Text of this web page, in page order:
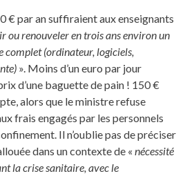
€ par an suffiraient aux enseignants
ou renouveler en trois ans environ un
(ordinateur, logiciels,
». Moins d’un euro par jour
d’une baguette de pain ! 150 €
alors que le ministre refuse
frais engagés par les personnels
Il n’oublie pas de préciser
dans un contexte de « nécessité
la crise sanitaire, avec le